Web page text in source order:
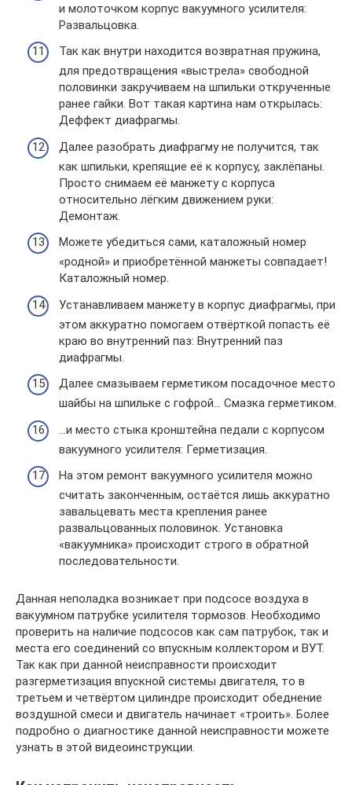
и молоточком корпус вакуумного усилителя:
Развальцовка.
Так как внутри находится возвратная пружина,
для предотвращения «выстрела» свободной
половинки закручиваем на шпильки открученные
ранее гайки. Вот такая картина нам открылась:
Деффект диафрагмы.
Далее разобрать диафрагму не получится, так
как шпильки, крепящие её к корпусу, заклёпаны.
Просто снимаем её манжету с корпуса
относительно лёгким движением руки:
Демонтаж.
Можете убедиться сами, каталожный номер
«родной» и приобретённой манжеты совпадает!
Каталожный номер.
Устанавливаем манжету в корпус диафрагмы, при
этом аккуратно помогаем отвёрткой попасть её
краю во внутренний паз: Внутренний паз
диафрагмы.
Далее смазываем герметиком посадочное место
шайбы на шпильке с гофрой… Смазка герметиком.
…и место стыка кронштейна педали с корпусом
вакуумного усилителя: Герметизация.
На этом ремонт вакуумного усилителя можно
считать законченным, остаётся лишь аккуратно
завальцевать места крепления ранее
развальцованных половинок. Установка
«вакуумника» происходит строго в обратной
последовательности.
Данная неполадка возникает при подсосе воздуха в
вакуумном патрубке усилителя тормозов. Необходимо
проверить на наличие подсосов как сам патрубок, так и
места его соединений со впускным коллектором и ВУТ.
Так как при данной неисправности происходит
разгерметизация впускной системы двигателя, то в
третьем и четвёртом цилиндре происходит обеднение
воздушной смеси и двигатель начинает «троить». Более
подробно о диагностике данной неисправности можете
узнать в этой видеоинструкции.